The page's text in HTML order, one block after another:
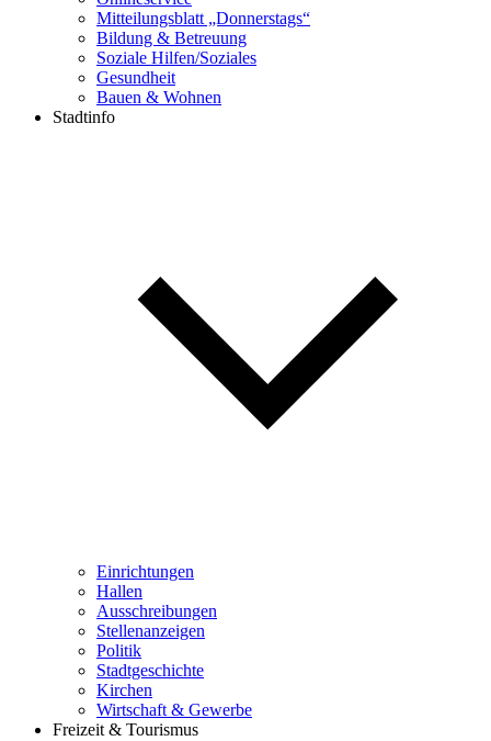
Mitteilungsblatt „Donnerstags“
Bildung & Betreuung
Soziale Hilfen/Soziales
Gesundheit
Bauen & Wohnen
Stadtinfo
Einrichtungen
Hallen
Ausschreibungen
Stellenanzeigen
Politik
Stadtgeschichte
Kirchen
Wirtschaft & Gewerbe
Freizeit & Tourismus